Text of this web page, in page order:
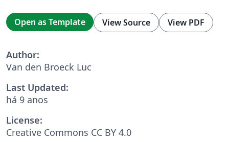
Open as Template View Source View PDF
Author:
Van den Broeck Luc
Last Updated:
há 9 anos
License:
Creative Commons CC BY 4.0